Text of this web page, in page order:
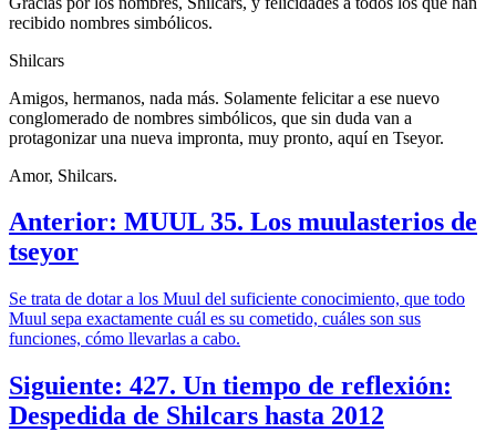
recibido nombres simbólicos.
Shilcars
Amigos, hermanos, nada más. Solamente felicitar a ese nuevo
conglomerado de nombres simbólicos, que sin duda van a
protagonizar una nueva impronta, muy pronto, aquí en Tseyor.
Amor, Shilcars.
Anterior: MUUL 35. Los muulasterios de
tseyor
Se trata de dotar a los Muul del suficiente conocimiento, que todo
Muul sepa exactamente cuál es su cometido, cuáles son sus
funciones, cómo llevarlas a cabo.
Siguiente: 427. Un tiempo de reflexión:
Despedida de Shilcars hasta 2012